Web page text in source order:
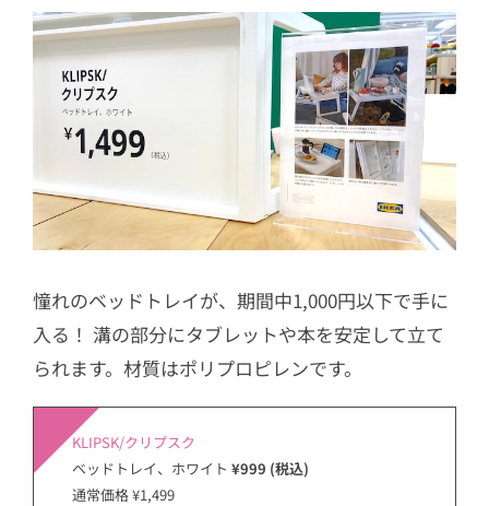
憧れのベッドトレイが、期間中1,000円以下で手に
入る！ 溝の部分にタブレットや本を安定して立て
られます。材質はポリプロピレンです。
KLIPSK/クリプスク
ベッドトレイ、ホワイト ¥999 (税込)
通常価格 ¥1,499